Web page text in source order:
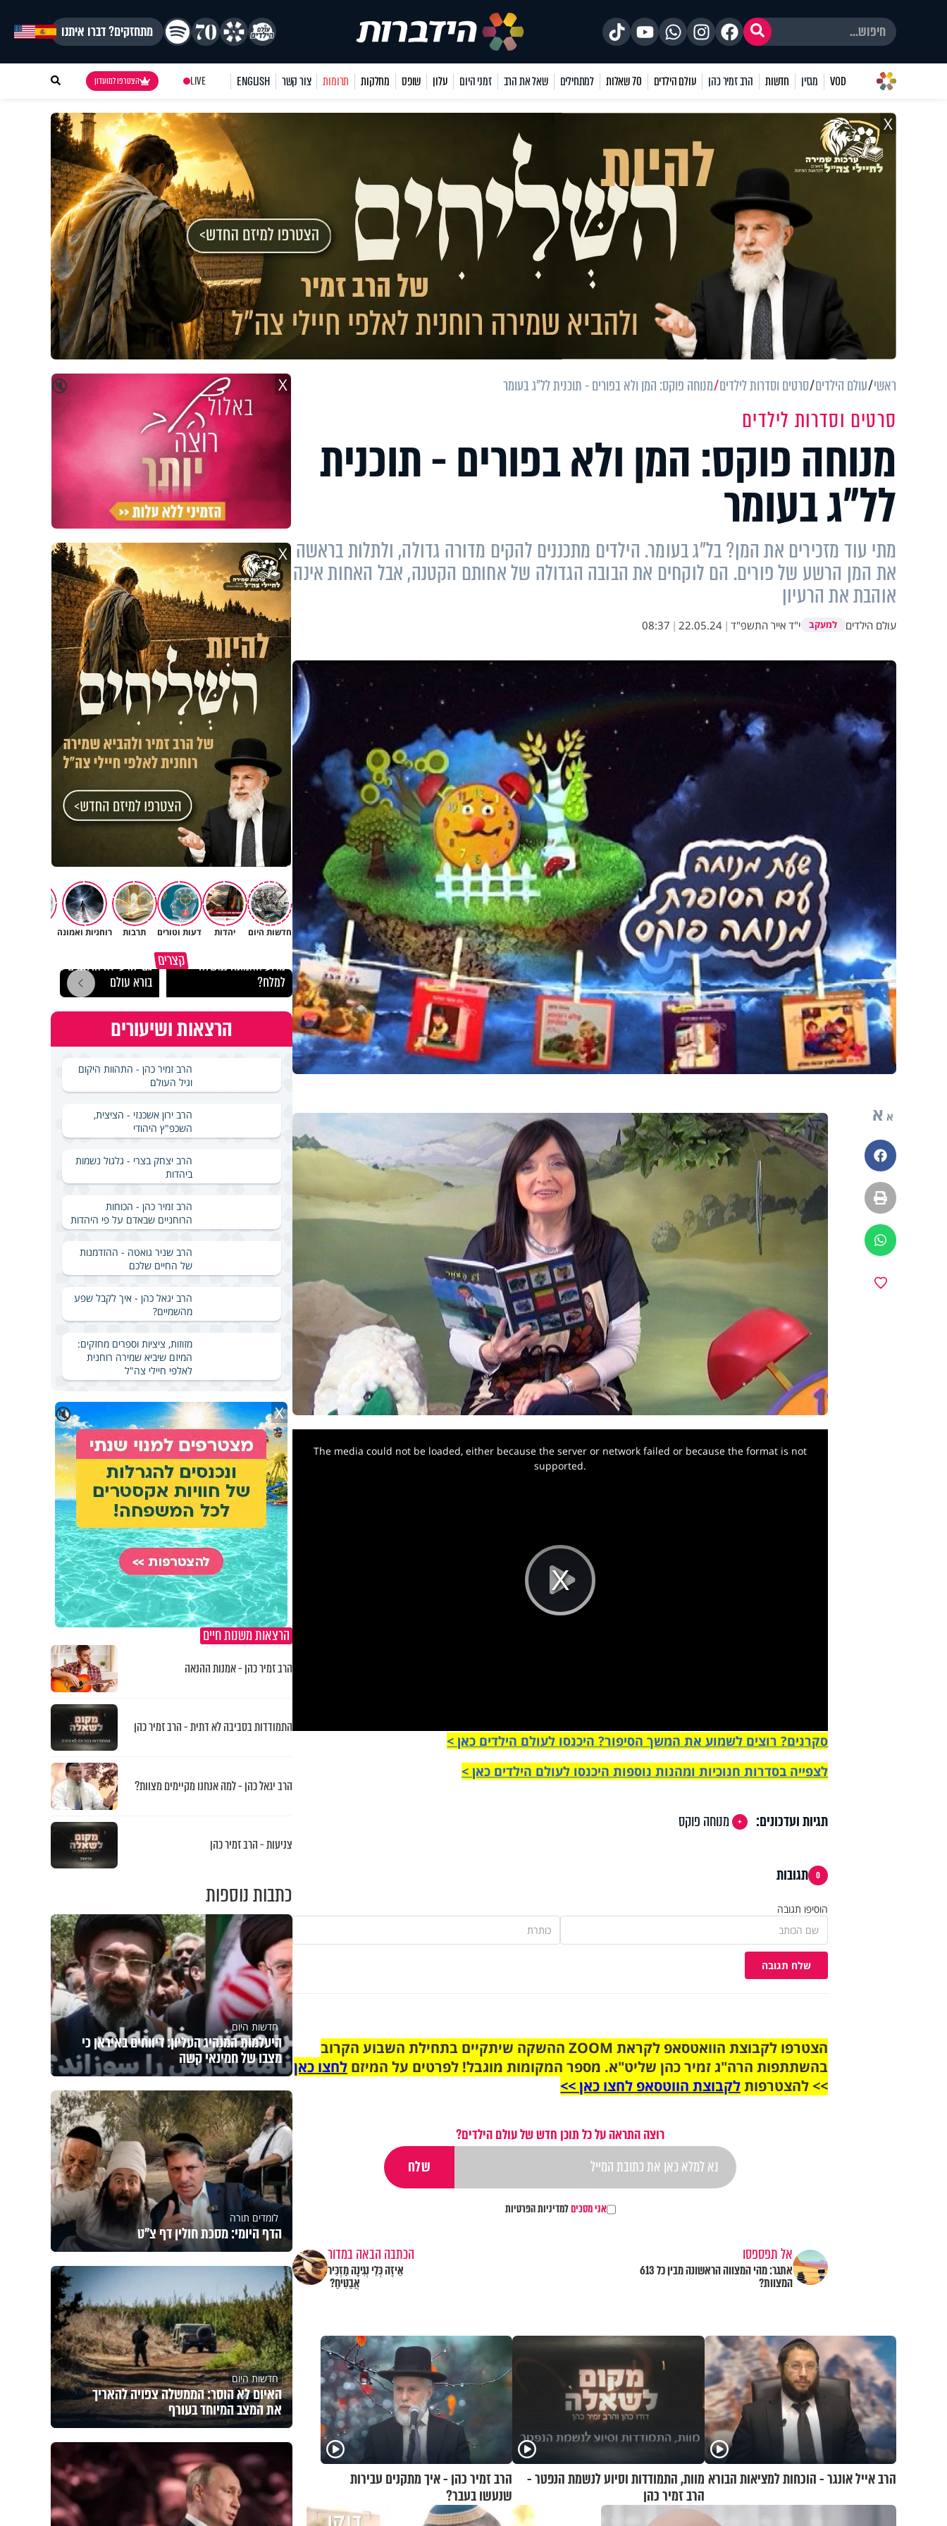
מתחזקים? דברו איתנו
VOD מגזין חדשות הרב זמיר כהן עולם הילדים 70 שאלות למתחילים שאל את הרב זמני היום עלון שופס מחלקות תרומות צור קשר ENGLISH
LIVE הצטרפו למועדון
X
ראשי עולם הילדים סרטים וסדרות לילדים מנוחה פוקס: המן ולא בפורים - תוכנית לל"ג בעומר
סרטים וסדרות לילדים
מנוחה פוקס: המן ולא בפורים - תוכנית
לל"ג בעומר
מתי עוד מזכירים את המן? בל"ג בעומר. הילדים מתכננים להקים מדורה גדולה, ולתלות בראשה
את המן הרשע של פורים. הם לוקחים את הבובה הגדולה של אחותם הקטנה, אבל האחות אינה
אוהבת את הרעיון
עולם הילדים למעקב י"ד אייר התשפ"ד |
22.05.24
|
08:37
א א
פייסבוק
הדפסה
ווטסאפ
Play
The media could not be loaded, either because the server or network failed or because the format is not
supported.
סקרנים? רוצים לשמוע את המשך הסיפור? היכנסו לעולם הילדים כאן >
לצפייה בסדרות חנוכיות ומהנות נוספות היכנסו לעולם הילדים כאן >
תגיות ועדכונים: מנוחה פוקס
0 תגובות
הוסיפו תגובה
שלח תגובה
הצטרפו לקבוצת הוואטסאפ לקראת ZOOM ההשקה שיתקיים בתחילת השבוע הקרוב
בהשתתפות הרה"ג זמיר כהן שליט"א. מספר המקומות מוגבל! לפרטים על המיזם לחצו כאן
>> להצטרפותלקבוצת הווטסאפ לחצו כאן >>
רוצה התראה על כל תוכן חדש של עולם הילדים?
אני מסכיםלמדיניות הפרטיות
אל תפספסו
אתגר: מהי המצווה הראשונה מבין כל 613
המצוות?
הכתבה הבאה במדור
אֵיזֶה כְּלֵי נְגִינָה מַזְכִּיר
אֲבַטִּיחַ?
הרב אייל אונגר - הוכחות למציאות הבורא מוות, התמודדות וסיוע לנשמת הנפטר -
הרב זמיר כהן
הרב זמיר כהן - איך מתקנים עבירות
שנעשו בעבר?
🔇 X
X
חדשות היום יהדות דעות וטורים תרבות רוחניות ואמונה
קצרים
מדוע האמונה נמשלה
למלח?
גם ׳הרע׳ זה הרחמים של
בורא עולם
הרצאות ושיעורים
הרב זמיר כהן - התהוות היקום
וגיל העולם
הרב ירון אשכנזי - הציצית,
השכפ"ץ היהודי
הרב יצחק בצרי - גלגול נשמות
ביהדות
הרב זמיר כהן - הכוחות
הרוחניים שבאדם על פי היהדות
הרב שניר גואטה - ההזדמנות
של החיים שלכם
הרב יגאל כהן - איך לקבל שפע
מהשמיים?
מזוזות, ציציות וספרים מחזקים:
המיזם שיביא שמירה רוחנית
לאלפי חיילי צה"ל
🔇 X
הרצאות משנות חיים
הרב זמיר כהן - אמנות ההנאה
התמודדות בסביבה לא דתית - הרב זמיר כהן
הרב יגאל כהן - למה אנחנו מקיימים מצוות?
צניעות - הרב זמיר כהן
כתבות נוספות
חדשות היום
היעלמות המנהיג העליון: דיווחים באיראן כי
מצבו של חמינאי קשה
לומדים תורה
הדף היומי: מסכת חולין דף צ"ט
חדשות היום
האיום לא הוסר: הממשלה צפויה להאריך
את המצב המיוחד בעורף